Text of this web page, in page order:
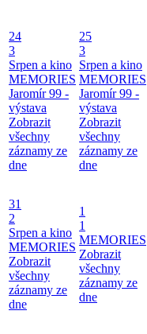
24
3
Srpen a kino
MEMORIES
Jaromír 99 -
výstava
Zobrazit
všechny
záznamy ze
dne
25
3
Srpen a kino
MEMORIES
Jaromír 99 -
výstava
Zobrazit
všechny
záznamy ze
dne
31
2
Srpen a kino
MEMORIES
Zobrazit
všechny
záznamy ze
dne
1
1
MEMORIES
Zobrazit
všechny
záznamy ze
dne